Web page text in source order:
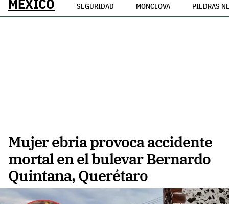
MÉXICO SEGURIDAD MONCLOVA PIEDRAS
Mujer ebria provoca accidente
mortal en el bulevar Bernardo
Quintana, Querétaro